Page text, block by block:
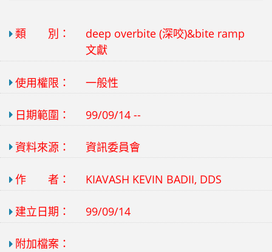
類 別：
deep overbite (深咬)&bite ramp
文獻
使用權限： 一般性
日期範圍： 99/09/14 --
資料來源： 資訊委員會
作 者： KIAVASH KEVIN BADII, DDS
建立日期： 99/09/14
附加檔案：